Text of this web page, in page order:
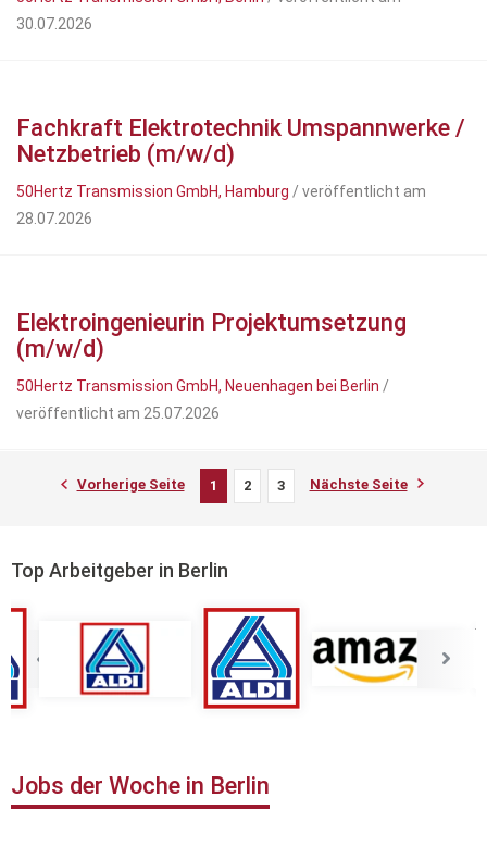
30.07.2026
Fachkraft Elektrotechnik Umspannwerke /
Netzbetrieb (m/w/d)
50Hertz Transmission GmbH, Hamburg / veröffentlicht am
28.07.2026
Elektroingenieurin Projektumsetzung
(m/w/d)
50Hertz Transmission GmbH, Neuenhagen bei Berlin /
veröffentlicht am 25.07.2026
Vorherige Seite 1 2 3 Nächste Seite
Top Arbeitgeber in Berlin
Jobs der Woche in Berlin